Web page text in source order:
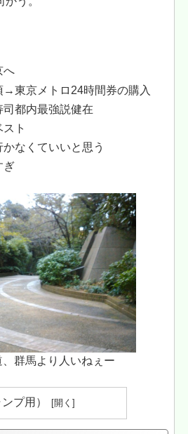
へ
→東京メトロ24時間券の購入
司都内最強説健在
ト
なくていいと思う
ぎ
群馬より人いねぇー
プ用）